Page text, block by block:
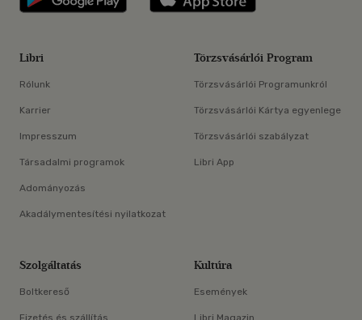
Libri
Rólunk
Karrier
Impresszum
Társadalmi programok
Adományozás
Akadálymentesítési nyilatkozat
Törzsvásárlói Program
Törzsvásárlói Programunkról
Törzsvásárlói Kártya egyenlege
Törzsvásárlói szabályzat
Libri App
Szolgáltatás
Boltkereső
Kultúra
Események